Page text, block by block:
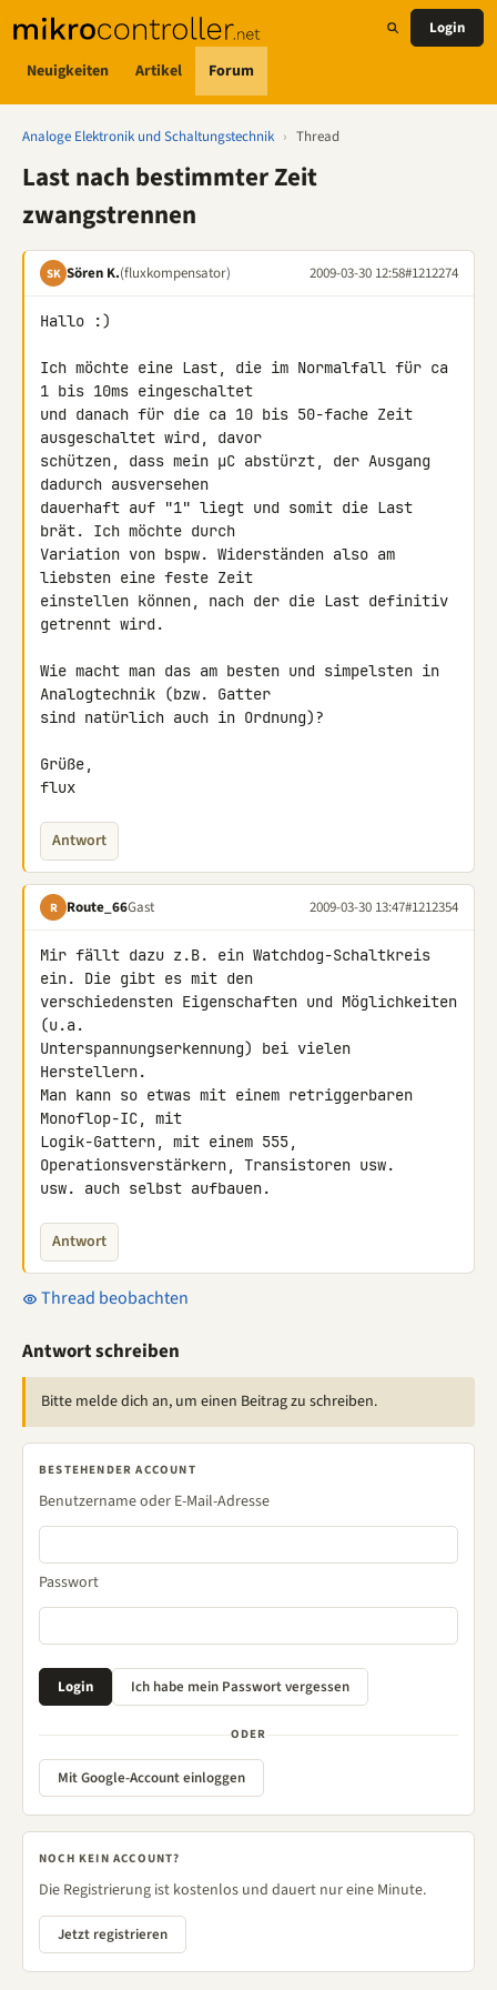
Neuigkeiten Artikel Forum
Login
Analoge Elektronik und Schaltungstechnik › Thread
Last nach bestimmter Zeit
zwangstrennen
SK Sören K.(fluxkompensator) 2009-03-30 12:58#1212274
Hallo :)
Ich möchte eine Last, die im Normalfall für ca
1 bis 10ms eingeschaltet
und danach für die ca 10 bis 50-fache Zeit
ausgeschaltet wird, davor
schützen, dass mein µC abstürzt, der Ausgang
dadurch ausversehen
dauerhaft auf "1" liegt und somit die Last
brät. Ich möchte durch
Variation von bspw. Widerständen also am
liebsten eine feste Zeit
einstellen können, nach der die Last definitiv
getrennt wird.
Wie macht man das am besten und simpelsten in
Analogtechnik (bzw. Gatter
sind natürlich auch in Ordnung)?
Grüße,
flux
Antwort
R Route_66Gast 2009-03-30 13:47#1212354
Mir fällt dazu z.B. ein Watchdog-Schaltkreis
ein. Die gibt es mit den
verschiedensten Eigenschaften und Möglichkeiten
(u.a.
Unterspannungserkennung) bei vielen
Herstellern.
Man kann so etwas mit einem retriggerbaren
Monoflop-IC, mit
Logik-Gattern, mit einem 555,
Operationsverstärkern, Transistoren usw.
usw. auch selbst aufbauen.
Antwort
Thread beobachten
Antwort schreiben
Bitte melde dich an, um einen Beitrag zu schreiben.
BESTEHENDER ACCOUNT
Benutzername oder E-Mail-Adresse
Passwort
ODER
Mit Google-Account einloggen
NOCH KEIN ACCOUNT?
Die Registrierung ist kostenlos und dauert nur eine Minute.
Jetzt registrieren